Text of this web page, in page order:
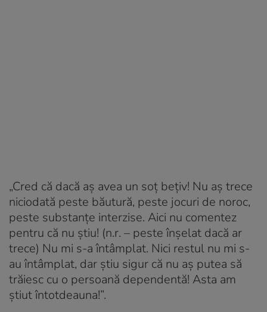
„Cred că dacă aș avea un soț bețiv! Nu aș trece
niciodată peste băutură, peste jocuri de noroc,
peste substanțe interzise. Aici nu comentez
pentru că nu știu! (n.r. – peste înșelat dacă ar
trece) Nu mi s-a întâmplat. Nici restul nu mi s-
au întâmplat, dar știu sigur că nu aș putea să
trăiesc cu o persoană dependentă! Asta am
știut întotdeauna!”.